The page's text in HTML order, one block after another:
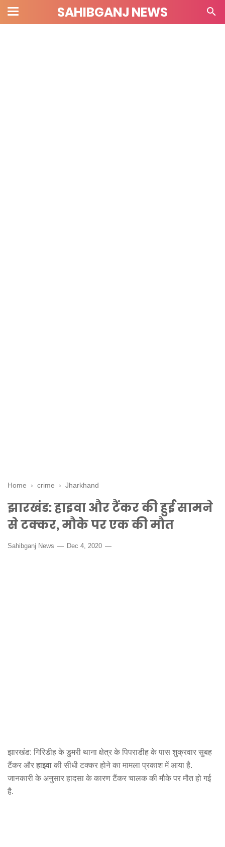
SAHIBGANJ NEWS
Home › crime › Jharkhand
झारखंड: हाइवा और टैंकर की हुई सामने
से टक्कर, मौके पर एक की मौत
Sahibganj News Dec 4, 2020
झारखंड: गिरिडीह के डुमरी थाना क्षेत्र के पिपराडीह के पास शुक्रवार सुबह
टैंकर औरहाइवा की सीधी टक्कर होने का मामला प्रकाश में आया है.
जानकारी के अनुसार हादसा के कारण टैंकर चालक की मौके पर मौत हो गई
है.